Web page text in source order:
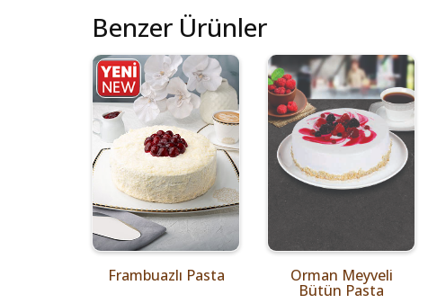
Benzer Ürünler
Frambuazlı Pasta Orman Meyveli
Bütün Pasta